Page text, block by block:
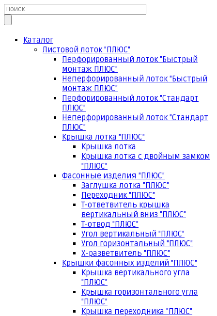
Каталог
Листовой лоток "ПЛЮС"
Перфорированный лоток "Быстрый
монтаж ПЛЮС"
Неперфорированный лоток "Быстрый
монтаж ПЛЮС"
Перфорированный лоток "Стандарт
ПЛЮС"
Неперфорированный лоток "Стандарт
ПЛЮС"
Крышка лотка "ПЛЮС"
Крышка лотка
Крышка лотка с двойным замком
"ПЛЮС"
Фасонные изделия "ПЛЮС"
Заглушка лотка "ПЛЮС"
Переходник "ПЛЮС"
Т-ответвитель крышка
вертикальный вниз "ПЛЮС"
Т-отвод "ПЛЮС"
Угол вертикальный "ПЛЮС"
Угол горизонтальный "ПЛЮС"
Х-разветвитель "ПЛЮС"
Крышки фасонных изделий "ПЛЮС"
Крышка вертикального угла
"ПЛЮС"
Крышка горизонтального угла
"ПЛЮС"
Крышка переходника "ПЛЮС"